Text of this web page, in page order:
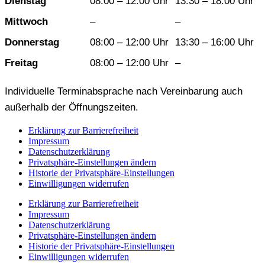
Mittwoch
–
–
Donnerstag
08:00 – 12:00 Uhr
13:30 – 16:00 Uhr
Freitag
08:00 – 12:00 Uhr –
Individuelle Terminabsprache nach Vereinbarung auch
außerhalb der Öffnungszeiten.
Erklärung zur Barrierefreiheit
Impressum
Datenschutzerklärung
Privatsphäre-Einstellungen ändern
Historie der Privatsphäre-Einstellungen
Einwilligungen widerrufen
Erklärung zur Barrierefreiheit
Impressum
Datenschutzerklärung
Privatsphäre-Einstellungen ändern
Historie der Privatsphäre-Einstellungen
Einwilligungen widerrufen